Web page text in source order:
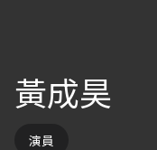
黃成昊
演員